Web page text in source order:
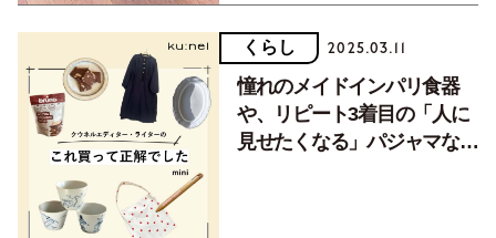
くらし 2025.03.11
憧れのメイドインパリ食器
や、リピート3着目の「人に
見せたくなる」パジャマな